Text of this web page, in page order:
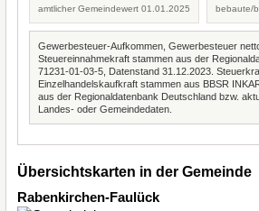
amtlicher Gemeindewert 01.01.2025 bebaute/
Gewerbesteuer-Aufkommen, Gewerbesteuer
Steuereinnahmekraft stammen aus der
71231-01-03-5, Datenstand 31.12.2023.
Einzelhandelskaufkraft stammen aus BBSR
aus der Regionaldatenbank Deutschland bzw.
Landes- oder Gemeindedaten.
Übersichtskarten in der Gemeinde
Rabenkirchen-Faulück